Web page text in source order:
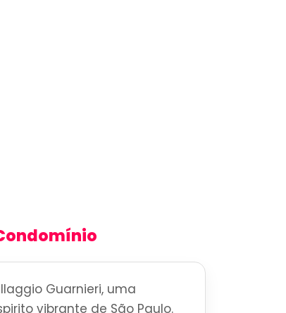
Guarnieri, uma
vibrante de São Paulo.